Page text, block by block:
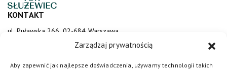
Zarządzaj prywatnością
Aby zapewnić jak najlepsze doświadczenia, używamy technologii takich
KONTAKT
ul. Puławska 266, 02-684 Warszawa
sluzewiec@totalizator.pl
KONTAKT DLA MEDIÓW